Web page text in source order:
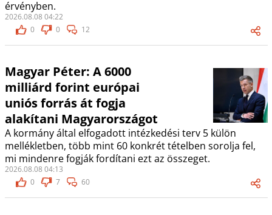
érvényben.
2026.08.08 04:22
0
0 12
Magyar Péter: A 6000
milliárd forint európai
uniós forrás át fogja
alakítani Magyarországot
A kormány által elfogadott intézkedési terv 5 külön
mellékletben, több mint 60 konkrét tételben sorolja fel,
mi mindenre fogják fordítani ezt az összeget.
2026.08.08 04:13
0
7 60